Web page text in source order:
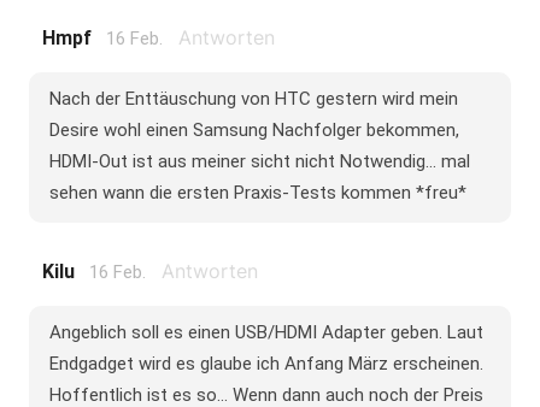
Hmpf 16 Feb. Antworten
Nach der Enttäuschung von HTC gestern wird mein
Desire wohl einen Samsung Nachfolger bekommen,
HDMI-Out ist aus meiner sicht nicht Notwendig... mal
sehen wann die ersten Praxis-Tests kommen *freu*
Kilu 16 Feb. Antworten
Angeblich soll es einen USB/HDMI Adapter geben. Laut
Endgadget wird es glaube ich Anfang März erscheinen.
Hoffentlich ist es so... Wenn dann auch noch der Preis